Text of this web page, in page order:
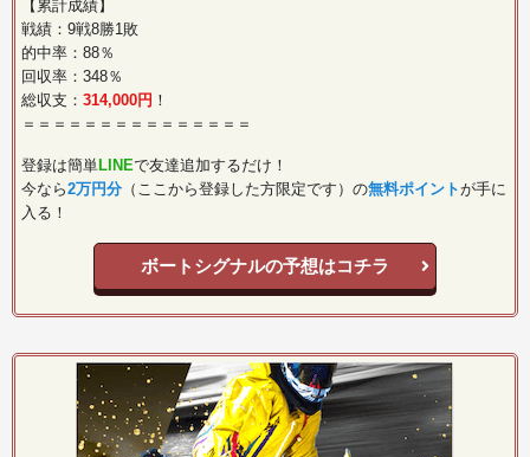
【累計成績】
戦績：9戦8勝1敗
的中率：88％
回収率：348％
総収支： 314,000円 ！
＝＝＝＝＝＝＝＝＝＝＝＝＝＝＝
登録は簡単LINEで友達追加するだけ！
今なら2万円分 （ここから登録した方限定です）の無料ポイントが手に
入る！
ボートシグナルの予想はコチラ